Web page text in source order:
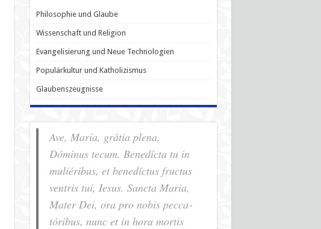
Philosophie und Glaube
Wissenschaft und Religion
Evangelisierung und Neue Technologien
Populärkultur und Katholizismus
Glaubenszeugnisse
Ave, Maria, grátia plena,
Dóminus tecum. Benedícta tu in
muliéribus, et benedíctus fructus
ventris tui, Iesus. Sancta Maria,
Mater Dei, ora pro nobis pec­ca­
tóribus, nunc et in hora mortis